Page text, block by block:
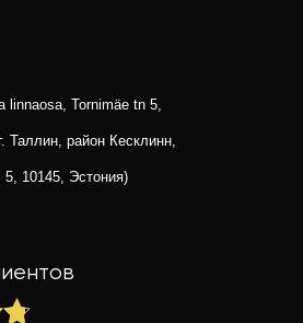
linnaosa, Tornimäe tn 5,
Таллин, район Кесклинн,
10145, Эстония)